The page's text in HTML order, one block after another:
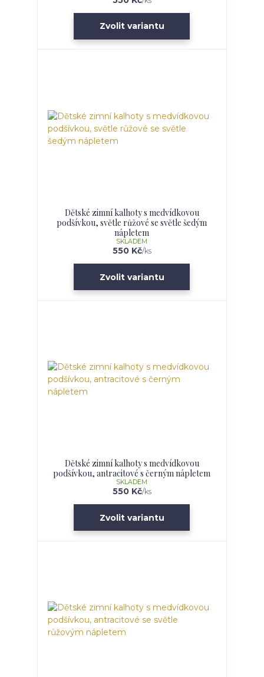
Zvolit variantu
Dětské zimní kalhoty s medvídkovou
podšívkou, světle růžové se světle šedým
nápletem
550 Kč/ks
SKLADEM
Zvolit variantu
Dětské zimní kalhoty s medvídkovou
podšívkou, antracitové s černým nápletem
550 Kč/ks
SKLADEM
Zvolit variantu